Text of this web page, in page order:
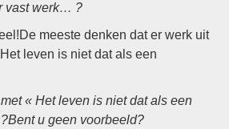
vast werk… ?
meeste denken dat er werk uit
leven is niet dat als een
« Het leven is niet dat als een
u geen voorbeeld?